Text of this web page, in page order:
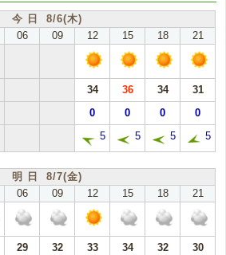
今 日 8/6(木)
06 09 12 15 18 21
34 36 34
31
0 0 0 0
5 5 5 5
明 日 8/7(金)
06 09 12 15 18 21
29 32 33 34 32
30